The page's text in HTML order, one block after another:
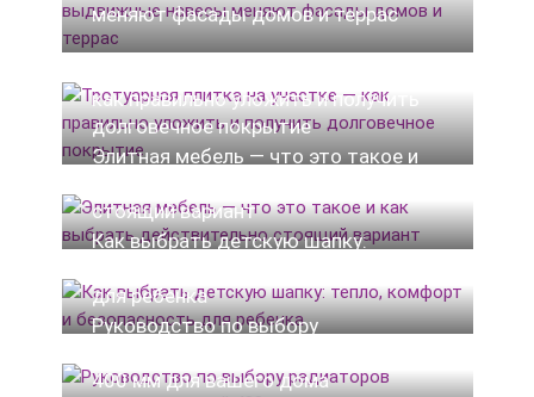
меняют фасады домов и террас
как правильно уложить и получить
долговечное покрытие
Элитная мебель — что это такое и
стоящий вариант
Как выбрать детскую шапку:
для ребенка
Руководство по выбору
400 мм для вашего дома